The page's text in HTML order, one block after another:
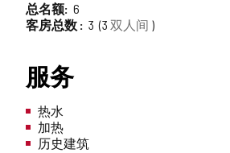
总名额 6
客房总数
3 3 双人间
服务
热水
加热
历史建筑